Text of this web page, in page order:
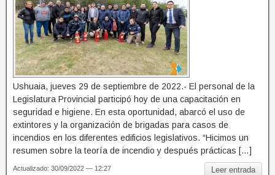
Ushuaia, jueves 29 de septiembre de 2022.- El personal de la
Legislatura Provincial participó hoy de una capacitación en
seguridad e higiene. En esta oportunidad, abarcó el uso de
extintores y la organización de brigadas para casos de
incendios en los diferentes edificios legislativos. “Hicimos un
resumen sobre la teoría de incendio y después prácticas […]
Leer entrada
Actualizado: 30/09/2022 — 12:27